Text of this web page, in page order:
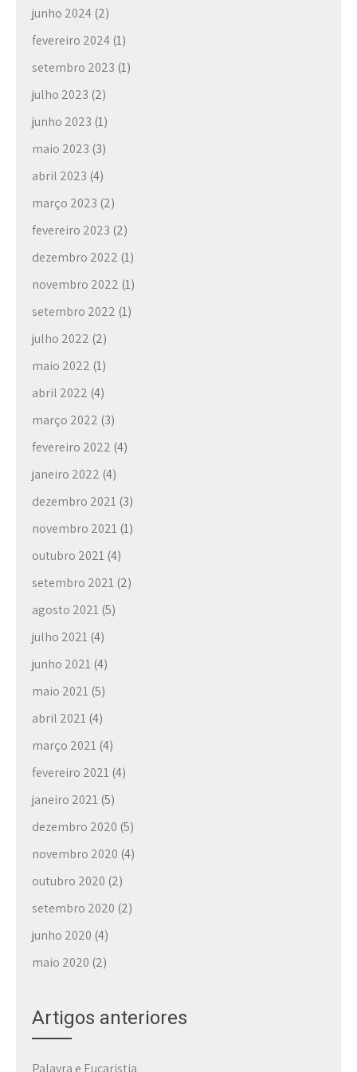
junho 2024 (2)
fevereiro 2024 (1)
setembro 2023 (1)
julho 2023 (2)
junho 2023 (1)
maio 2023 (3)
abril 2023 (4)
março 2023 (2)
fevereiro 2023 (2)
dezembro 2022 (1)
novembro 2022 (1)
setembro 2022 (1)
julho 2022 (2)
maio 2022 (1)
abril 2022 (4)
março 2022 (3)
fevereiro 2022 (4)
janeiro 2022 (4)
dezembro 2021 (3)
novembro 2021 (1)
outubro 2021 (4)
setembro 2021 (2)
agosto 2021 (5)
julho 2021 (4)
junho 2021 (4)
maio 2021 (5)
abril 2021 (4)
março 2021 (4)
fevereiro 2021 (4)
janeiro 2021 (5)
dezembro 2020 (5)
novembro 2020 (4)
outubro 2020 (2)
setembro 2020 (2)
junho 2020 (4)
maio 2020 (2)
Artigos anteriores
Palavra e Eucaristia